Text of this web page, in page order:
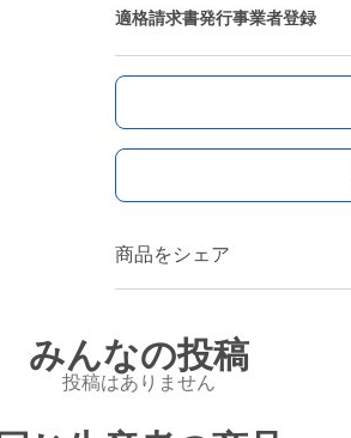
適格請求書発行事業者登録
商品をシェア
みんなの投稿
投稿はありません